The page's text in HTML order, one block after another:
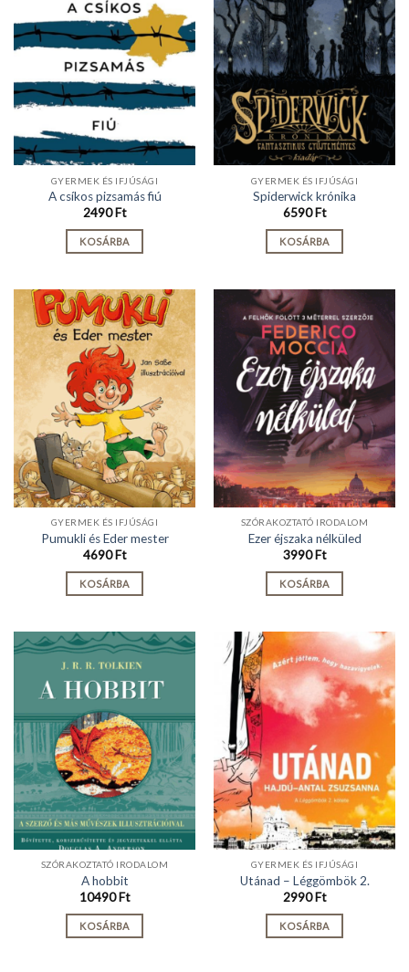
GYERMEK ÉS IFJÚSÁGI
A csíkos pizsamás fiú
2490Ft
KOSÁRBA
GYERMEK ÉS IFJÚSÁGI
Spiderwick krónika
6590Ft
KOSÁRBA
GYERMEK ÉS IFJÚSÁGI
Pumukli és Eder mester
4690Ft
KOSÁRBA
SZÓRAKOZTATÓ IRODALOM
Ezer éjszaka nélküled
3990Ft
KOSÁRBA
SZÓRAKOZTATÓ IRODALOM
A hobbit
10490Ft
KOSÁRBA
GYERMEK ÉS IFJÚSÁGI
Utánad – Léggömbök 2.
2990Ft
KOSÁRBA